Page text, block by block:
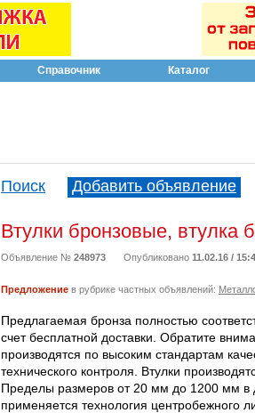
Справочник Каталог
Поиск Добавить объявление
Втулки бронзовые, втулка
Объявление № 248973 Опубликовано 11.02.16 /
Предложение в рубрике частных объявлений:
Предлагаемая бронза полностью
счет бесплатной доставки. Обратите
производятся по высоким стандартам
технического контроля. Втулки
Пределы размеров от 20 мм до 1200 мм в
применяется технология центробежного